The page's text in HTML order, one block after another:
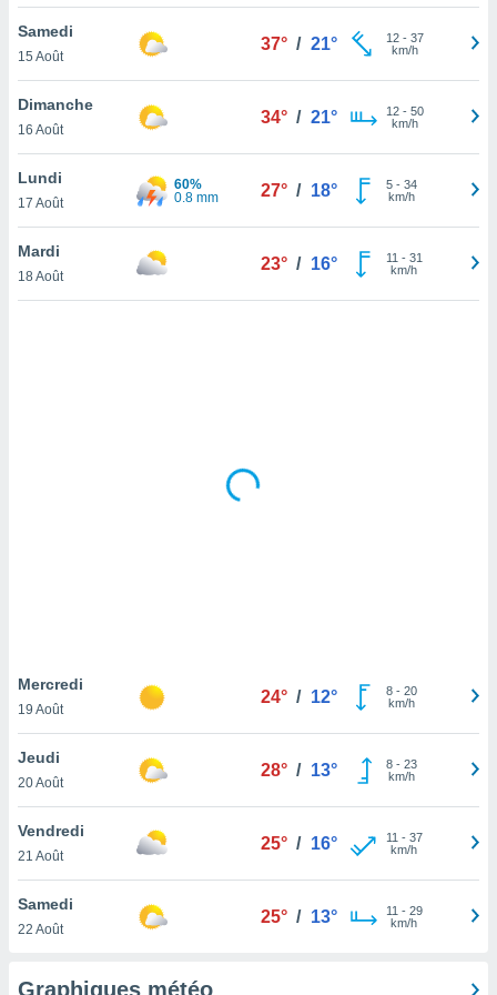
votre
à
en
le
notre
que
et que
Samedi
15 Août
37° / 21° 12- 37
km/h
Dimanche
16 Août
34° / 21° 12- 50
km/h
Lundi
17 Août
60%
0.8 mm
27° / 18° 5- 34
km/h
Mardi
18 Août
23° / 16° 11 - 31
km/h
Mercredi
19 Août
24° / 12° 8- 20
km/h
Jeudi
20 Août
28° / 13° 8- 23
km/h
Vendredi
21 Août
25° / 16° 11 - 37
km/h
Samedi
22 Août
25° / 13° 11 - 29
km/h
Graphiques météo